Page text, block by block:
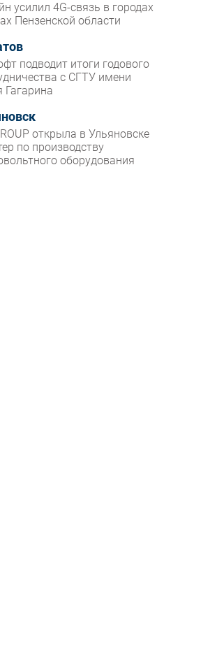
усилил 4G-связь в городах
Пензенской области
подводит итоги годового
с СГТУ имени
Гагарина
открыла в Ульяновске
по производству
оборудования